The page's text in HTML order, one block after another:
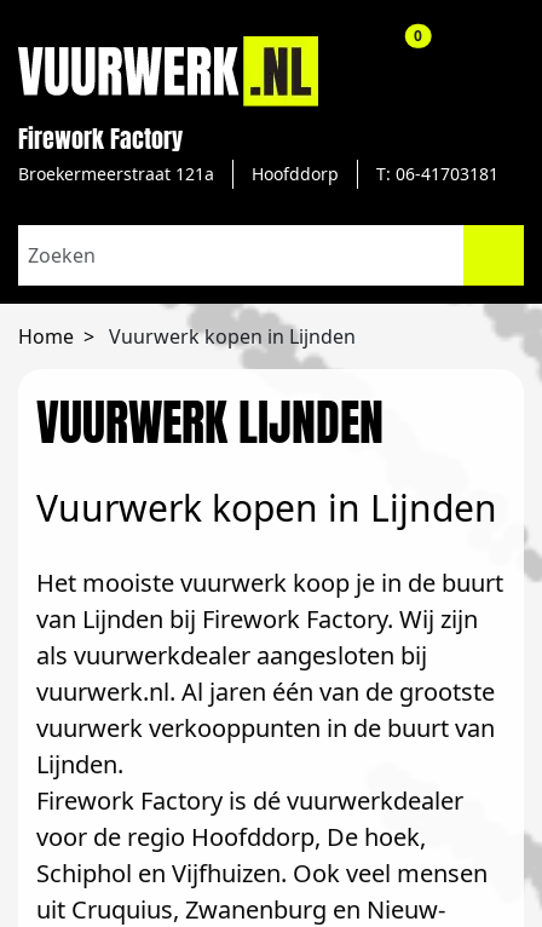
Firework Factory
Broekermeerstraat 121a Hoofddorp T: 06-41703181
0aantal
Home Vuurwerk kopen in Lijnden
VUURWERK LIJNDEN
Vuurwerk kopen in Lijnden
Het mooiste vuurwerk koop je in de buurt
van Lijnden bij Firework Factory. Wij zijn
als vuurwerkdealer aangesloten bij
vuurwerk.nl. Al jaren één van de grootste
vuurwerk verkooppunten in de buurt van
Lijnden.
Firework Factory is dé vuurwerkdealer
voor de regio Hoofddorp, De hoek,
Schiphol en Vijfhuizen. Ook veel mensen
uit Cruquius, Zwanenburg en Nieuw-